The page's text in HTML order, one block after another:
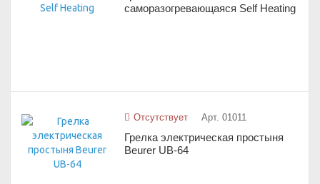
саморазогревающаяся Self Heating
Отсутствует Арт. 01011
Грелка электрическая простыня
Beurer UB-64